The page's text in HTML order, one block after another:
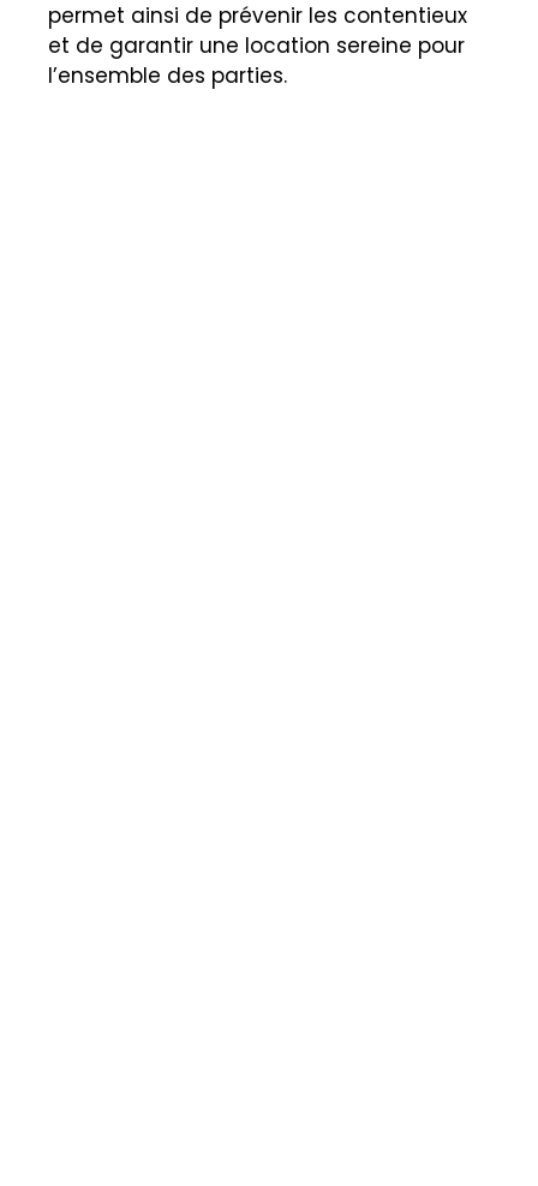
permet ainsi de prévenir les contentieux
et de garantir une location sereine pour
l’ensemble des parties.